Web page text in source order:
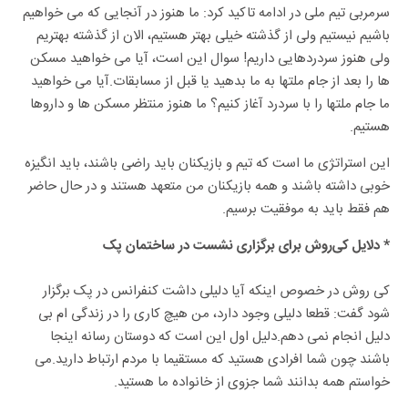
سرمربی تیم ملی در ادامه تاکید کرد: ما هنوز در آنجایی که می خواهیم
باشیم نیستیم ولی از گذشته خیلی بهتر هستیم، الان از گذشته بهتریم
ولی هنوز سردردهایی داریم! سوال این است، آیا می خواهید مسکن
ها را بعد از جام ملتها به ما بدهید یا قبل از مسابقات.آیا می خواهید
ما جام ملتها را با سردرد آغاز کنیم؟ ما هنوز منتظر مسکن ها و داروها
هستیم.
این استراتژی ما است که تیم و بازیکنان باید راضی باشند، باید انگیزه
خوبی داشته باشند و همه بازیکنان من متعهد هستند و در حال حاضر
هم فقط باید به موفقیت برسیم.
* دلایل کی‌روش برای برگزاری نشست در ساختمان پک
کی روش در خصوص اینکه آیا دلیلی داشت کنفرانس در پک برگزار
شود گفت: قطعا دلیلی وجود دارد، من هیچ کاری را در زندگی ام بی
دلیل انجام نمی دهم.دلیل اول این است که دوستان رسانه اینجا
باشند چون شما افرادی هستید که مستقیما با مردم ارتباط دارید.می
خواستم همه بدانند شما جزوی از خانواده ما هستید.